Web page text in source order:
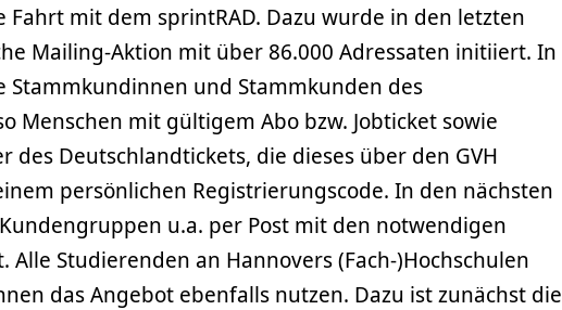
mit dem sprintRAD. Dazu wurde in den letzten
Mailing-Aktion mit über 86.000 Adressaten initiiert. In
Stammkundinnen und Stammkunden des
Menschen mit gültigem Abo bzw. Jobticket sowie
des Deutschlandtickets, die dieses über den GVH
persönlichen Registrierungscode. In den nächsten
u.a. per Post mit den notwendigen
Studierenden an Hannovers (Fach-)Hochschulen
das Angebot ebenfalls nutzen. Dazu ist zunächst die